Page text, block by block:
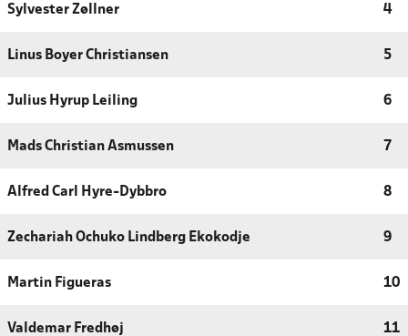
Sylvester Zøllner 4
Linus Boyer Christiansen 5
Julius Hyrup Leiling 6
Mads Christian Asmussen 7
Alfred Carl Hyre-Dybbro 8
Zechariah Ochuko Lindberg Ekokodje 9
Martin Figueras 10
Valdemar Fredhøj 11